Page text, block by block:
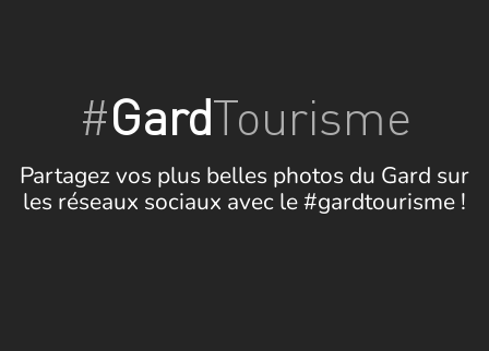
#GardTourisme
Partagez vos plus belles photos du Gard sur
les réseaux sociaux avec le #gardtourisme !